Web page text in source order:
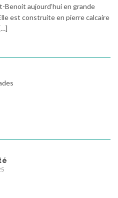
Benoit aujourd’hui en grande
est construite en pierre calcaire